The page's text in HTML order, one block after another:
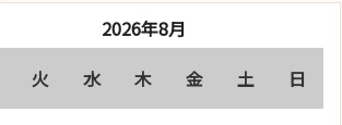
2026年8月
火 水 木 金 土 日